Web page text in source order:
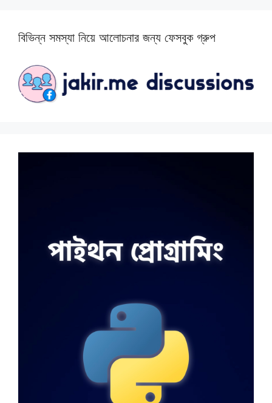
বিভিন্ন সমস্যা নিয়ে আলোচনার জন্য ফেসবুক গ্রুপ